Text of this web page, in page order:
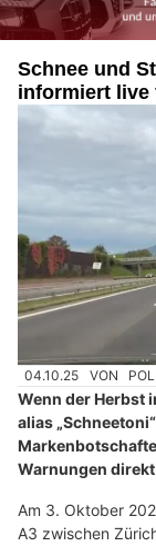
Schnee und
informiert live
04.10.25 VON
Wenn der Herbst
alias
Warnungen
Am 3. Oktober
A3 zwischen